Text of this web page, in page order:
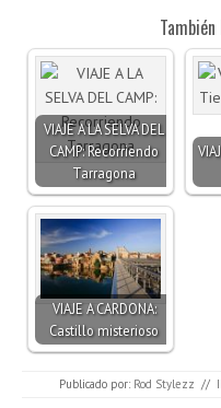
VIAJE A LA SELVA DEL
CAMP: Recorriendo
Tarragona
VIAJE A CARDONA:
Castillo misterioso
Publicado por: Rod Stylezz //